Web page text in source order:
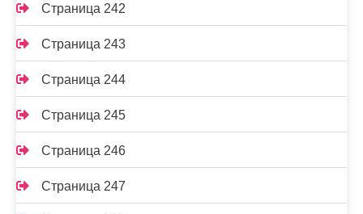
Страница 242
Страница 243
Страница 244
Страница 245
Страница 246
Страница 247